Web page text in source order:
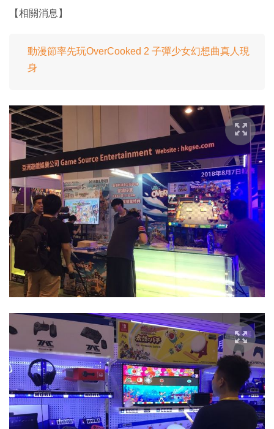
【相關消息】
動漫節率先玩OverCooked 2 子彈少女幻想曲真人現
身